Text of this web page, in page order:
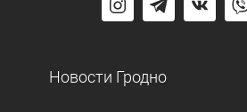
Новости Гродно